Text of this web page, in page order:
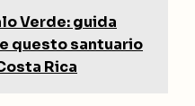
Verde: guida
questo santuario
Rica